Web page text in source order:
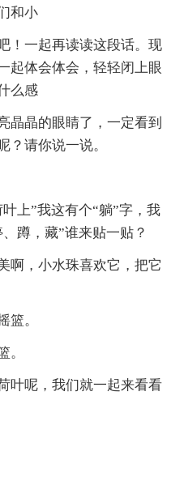
和小
一起再读读这段话。现
起体会体会，轻轻闭上眼
么感
晶的眼睛了，一定看到
？请你说一说。
上”我这有个“躺”字，我
蹲，藏”谁来贴一贴？
，小水珠喜欢它，把它
。
呢，我们就一起来看看